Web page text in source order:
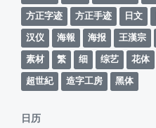
方正字迹
方正手迹 日文
汉仪
海報 海报 王漢宗
素材
繁 细 综艺 花体
超世紀
造字工房 黑体
日历